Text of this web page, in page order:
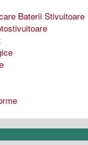
Baterii Stivuitoare